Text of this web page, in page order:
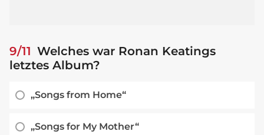
9/11 Welches war Ronan Keatings
letztes Album?
„Songs from Home“
„Songs for My Mother“